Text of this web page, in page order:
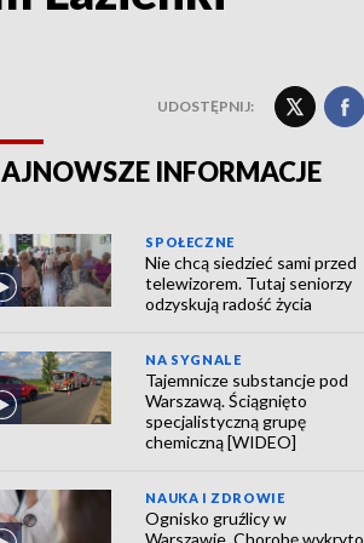
UDOSTĘPNIJ:
INFORMACJE
SPOŁECZNE
Nie chcą siedzieć sami przed
telewizorem. Tutaj seniorzy
odzyskują radość życia
NA SYGNALE
Tajemnicze substancje pod
Warszawą. Ściągnięto
specjalistyczną grupę
chemiczną [WIDEO]
NAUKA I ZDROWIE
Ognisko gruźlicy w
Warszawie. Chorobę wykryto